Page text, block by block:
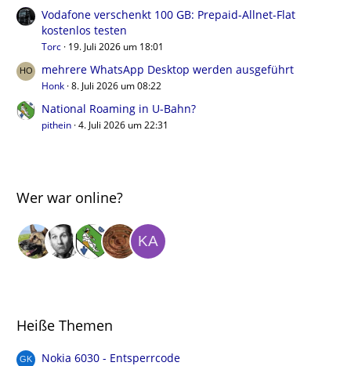
Vodafone verschenkt 100 GB: Prepaid-Allnet-Flat
kostenlos testen
Torc 19. Juli 2026 um 18:01
mehrere WhatsApp Desktop werden ausgeführt
Honk 8. Juli 2026 um 08:22
National Roaming in U-Bahn?
pithein 4. Juli 2026 um 22:31
Wer war online?
Heiße Themen
Nokia 6030 - Entsperrcode